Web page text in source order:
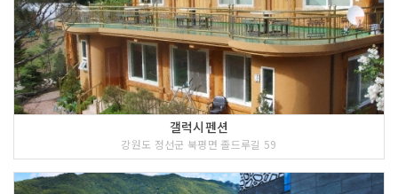
갤럭시펜션
강원도 정선군 북평면 졸드루길 59